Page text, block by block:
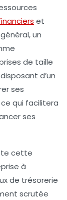
et
un
de taille
d’un
ses
qui facilitera
ses
cette
à
de trésorerie
scrutée